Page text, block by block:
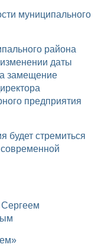
даты
замещение
предприятия